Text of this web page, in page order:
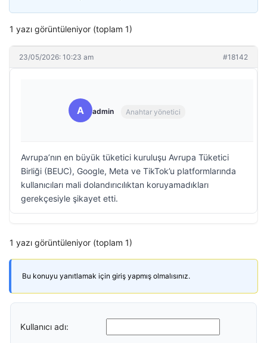
1 yazı görüntüleniyor (toplam 1)
23/05/2026: 10:23 am #18142
A admin Anahtar yönetici
Avrupa’nın en büyük tüketici kuruluşu Avrupa Tüketici
Birliği (BEUC), Google, Meta ve TikTok’u platformlarında
kullanıcıları mali dolandırıcılıktan koruyamadıkları
gerekçesiyle şikayet etti.
1 yazı görüntüleniyor (toplam 1)
Bu konuyu yanıtlamak için giriş yapmış olmalısınız.
Kullanıcı adı: